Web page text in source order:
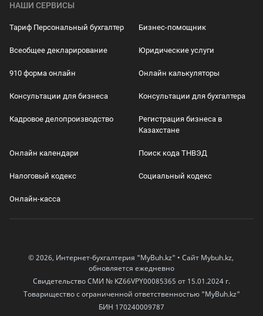
НАШИ СЕРВИСЫ
Тариф Персональный бухгалтер Бизнес-помощник
Всеобщее декларирование Юридические услуги
910 форма онлайн Онлайн калькуляторы
Консультации для бизнеса Консультации для бухгалтера
Кадровое делопроизводство
Регистрация бизнеса в
Казахстане
Онлайн календари Поиск кода ТНВЭД
Налоговый кодекс Социальный кодекс
Онлайн-касса
© 2026, Интернет-бухгалтерия "MyBuh.kz" • Сайт Mybuh.kz,
обновляется ежедневно
Свидетельство СМИ № KZ66VPY00085365 от 15.01.2024 г.
Товарищество с ограниченной ответственностью "MyBuh.kz"
БИН 170240009787